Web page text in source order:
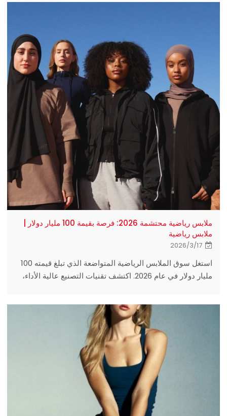
ملابس رياضية محتشمة 2026: فرصة بقيمة 100 مليار دولار |
ملابس رياضية
2026/3/17
استغل سوق الملابس الرياضية المتواضعة الذي تبلغ قيمته 100
مليار دولار في عام 2026. اكتشف تقنيات التصنيع عالية الأداء،